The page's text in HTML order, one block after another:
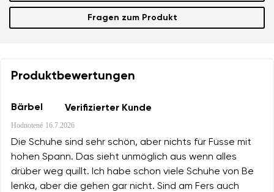
Fragen zum Produkt
Produktbewertungen
Bärbel Verifizierter Kunde
Hodnotené 16.7.2026
Die Schuhe sind sehr schön, aber nichts für Füsse mit
hohen Spann. Das sieht unmöglich aus wenn alles
drüber weg quillt. Ich habe schon viele Schuhe von Be
lenka, aber die gehen gar nicht. Sind am Fers auch